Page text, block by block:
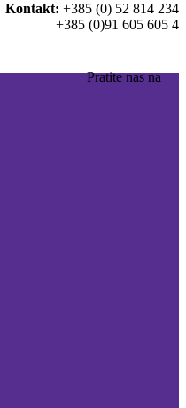
Kontakt: +385 (0) 52 814 234
+385 (0)91 605 605 4
Pratite nas na